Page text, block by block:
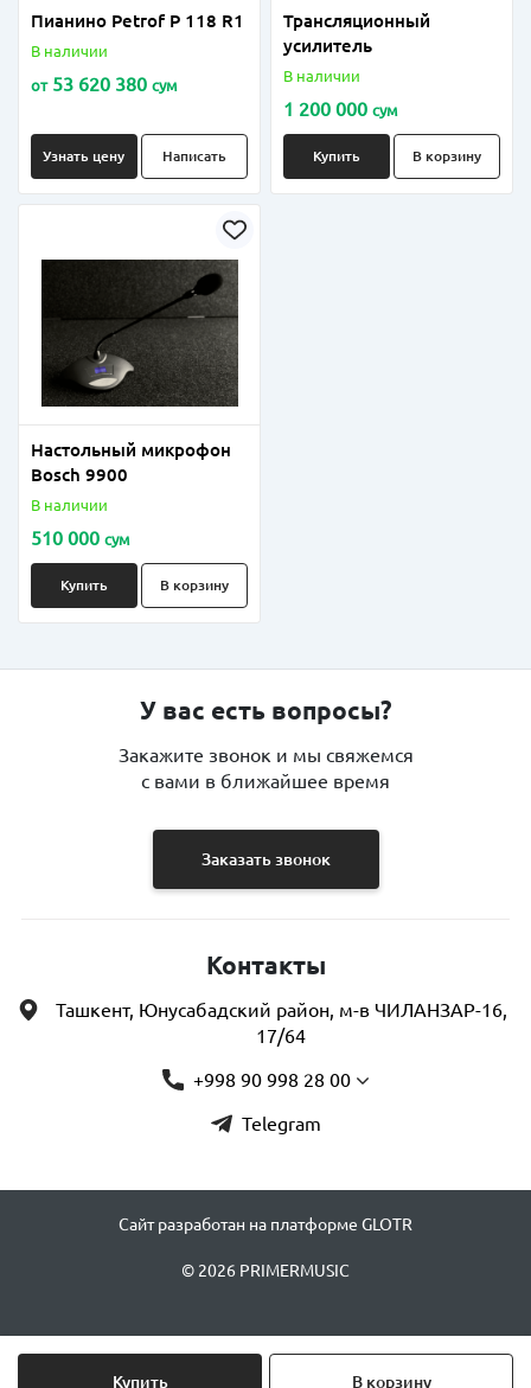
Купить В корзину
Пианино Petrof P 118 R1
В наличии
от53 620 380 сум
Узнать цену Написать
Трансляционный
усилитель
В наличии
1 200 000 сум
Купить В корзину
Настольный микрофон
Bosch 9900
В наличии
510 000 сум
Купить В корзину
У вас есть вопросы?
Закажите звонок и мы свяжемся
с вами в ближайшее время
Заказать звонок
Контакты
Ташкент, Юнусабадский район, м-в ЧИЛАНЗАР-16,
17/64
+998 90 998 28 00
Telegram
Сайт разработан на платформе GLOTR
© 2026 PRIMERMUSIC